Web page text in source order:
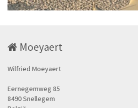
Moeyaert
Wilfried Moeyaert
Eernegemweg 85
8490 Snellegem